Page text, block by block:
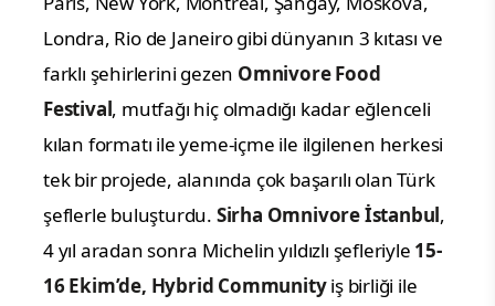
Londra, Rio de Janeiro gibi dünyanın 3 kıtası ve
farklı şehirlerini gezen Omnivore Food
Festival, mutfağı hiç olmadığı kadar eğlenceli
kılan formatı ile yeme-içme ile ilgilenen herkesi
tek bir projede, alanında çok başarılı olan Türk
şeflerle buluşturdu. Sirha Omnivore İstanbul,
4 yıl aradan sonra Michelin yıldızlı şefleriyle 15-
16 Ekim’de, Hybrid Communityiş birliği ile